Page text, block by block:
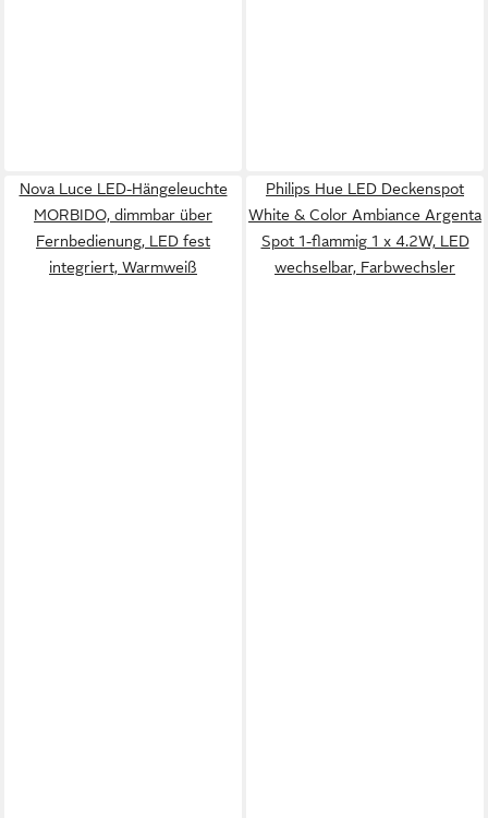
Nova Luce LED-Hängeleuchte
MORBIDO, dimmbar über
Fernbedienung, LED fest
integriert, Warmweiß
Philips Hue LED Deckenspot
White & Color Ambiance Argenta
Spot 1-flammig 1 x 4.2W, LED
wechselbar, Farbwechsler